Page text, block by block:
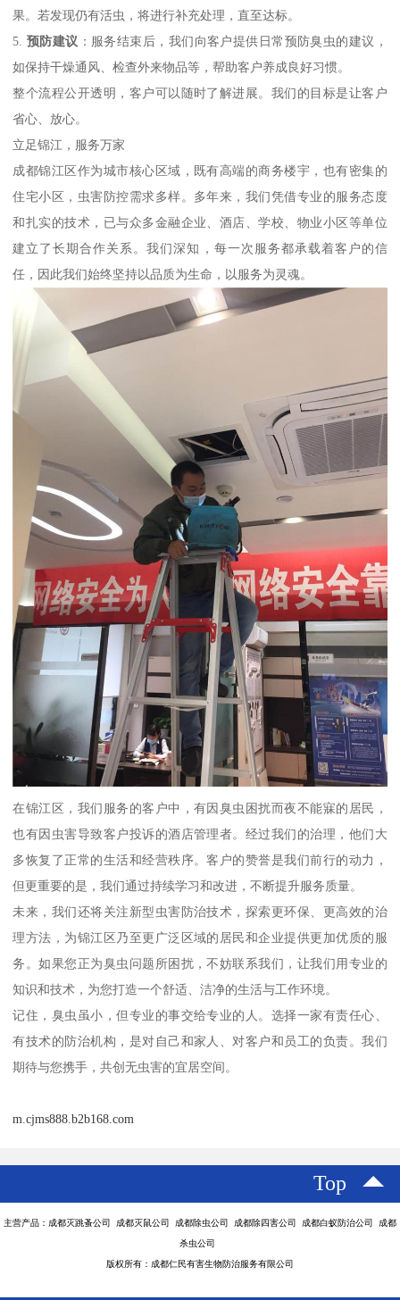
果。若发现仍有活虫，将进行补充处理，直至达标。
5. 预防建议 ：服务结束后，我们向客户提供日常预防臭虫的建议，
如保持干燥通风、检查外来物品等，帮助客户养成良好习惯。
整个流程公开透明，客户可以随时了解进展。我们的目标是让客户
省心、放心。
立足锦江，服务万家
成都锦江区作为城市核心区域，既有高端的商务楼宇，也有密集的
住宅小区，虫害防控需求多样。多年来，我们凭借专业的服务态度
和扎实的技术，已与众多金融企业、酒店、学校、物业小区等单位
建立了长期合作关系。我们深知，每一次服务都承载着客户的信
任，因此我们始终坚持以品质为生命，以服务为灵魂。
在锦江区，我们服务的客户中，有因臭虫困扰而夜不能寐的居民，
也有因虫害导致客户投诉的酒店管理者。经过我们的治理，他们大
多恢复了正常的生活和经营秩序。客户的赞誉是我们前行的动力，
但更重要的是，我们通过持续学习和改进，不断提升服务质量。
未来，我们还将关注新型虫害防治技术，探索更环保、更高效的治
理方法，为锦江区乃至更广泛区域的居民和企业提供更加优质的服
务。如果您正为臭虫问题所困扰，不妨联系我们，让我们用专业的
知识和技术，为您打造一个舒适、洁净的生活与工作环境。
记住，臭虫虽小，但专业的事交给专业的人。选择一家有责任心、
有技术的防治机构，是对自己和家人、对客户和员工的负责。我们
期待与您携手，共创无虫害的宜居空间。
m.cjms888.b2b168.com
Top
主营产品：成都灭跳蚤公司 成都灭鼠公司 成都除虫公司 成都除四害公司 成都白蚁防治公司 成都
杀虫公司
版权所有：成都仁民有害生物防治服务有限公司